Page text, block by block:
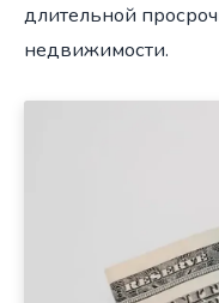
длительной
недвижимости.